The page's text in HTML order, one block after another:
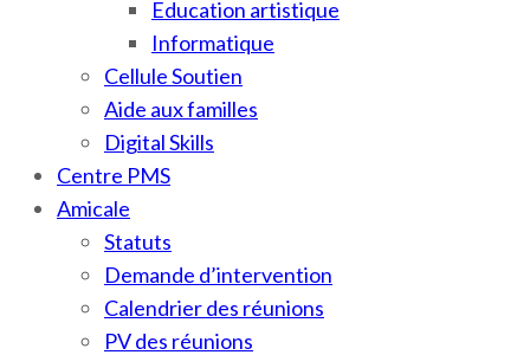
Education artistique
Informatique
Cellule Soutien
Aide aux familles
Digital Skills
Centre PMS
Amicale
Statuts
Demande d’intervention
Calendrier des réunions
PV des réunions